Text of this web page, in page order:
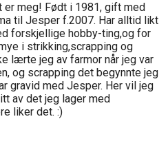
er meg! Født i 1981, gift med
til Jesper f.2007. Har alltid likt
forskjellige hobby-ting,og for
i strikking,scrapping og
lærte jeg av farmor når jeg var
og scrapping det begynnte jeg
gravid med Jesper. Her vil jeg
av det jeg lager med
liker det. :)